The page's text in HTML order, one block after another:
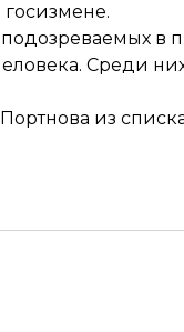
в
Среди
из